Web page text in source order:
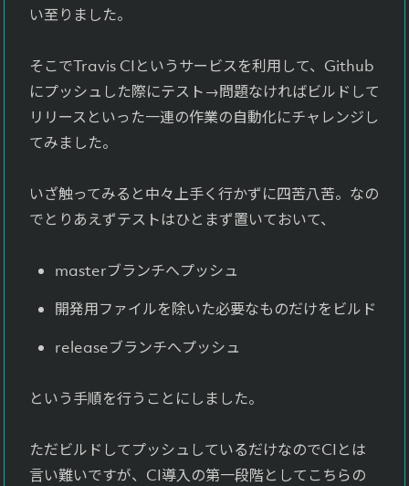
い至りました。
そこでTravis CIというサービスを利用して、Github
にプッシュした際にテスト→問題なければビルドして
リリースといった一連の作業の自動化にチャレンジし
てみました。
いざ触ってみると中々上手く行かずに四苦八苦。なの
でとりあえずテストはひとまず置いておいて、
masterブランチへプッシュ
開発用ファイルを除いた必要なものだけをビルド
releaseブランチへプッシュ
という手順を行うことにしました。
ただビルドしてプッシュしているだけなのでCIとは
言い難いですが、CI導入の第一段階としてこちらの